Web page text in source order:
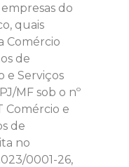
empresas do
quais
Comércio
de
e Serviços
MF sob o nº
Comércio e
de
no
0001-26,